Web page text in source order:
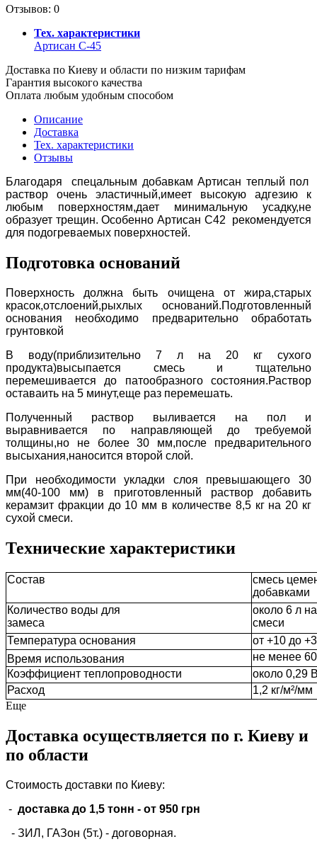
Отзывов: 0
Тех. характеристики
Артисан С-45
Доставка по Киеву и области по низким тарифам
Гарантия высокого качества
Оплата любым удобным способом
Описание
Доставка
Тех. характеристики
Отзывы
Благодаря спецальным добавкам Артисан теплый пол
раствор очень эластичный,имеет высокую адгезию к
любым поверхностям,дает минимальную усадку,не
образует трещин.Особенно Артисан С42 рекомендуется
для подогреваемых поверхностей.
Подготовка оснований
Поверхность должна быть очищена от жира,старых
красок,отслоений,рыхлых оснований.Подготовленный
основания необходимо предварительно обработать
грунтовкой
В воду(приблизительно 7 л на 20 кг сухого
продукта)высыпается смесь и тщательно
перемешивается до патообразного состояния.Раствор
оставаить на 5 минут,еще раз перемешать.
Полученный раствор выливается на пол и
выравнивается по направляющей до требуемой
толщины,но не более 30 мм,после предварительного
высыхания,наносится второй слой.
При необходимости укладки слоя превышающего 30
мм(40-100 мм) в приготовленный раствор добавить
керамзит фракции до 10 мм в количестве 8,5 кг на 20 кг
сухой смеси.
Технические характеристики
Состав
смесь
добавками
Количество воды для
замеса
около 6 л
смеси
Температура основания
от +10 до
Время использования
не менее
Коэффициент теплопроводности
около 0,29
Расход
1,2 кг/м²/мм
Еще
Доставка осуществляется по г. Киеву и
по области
Стоимость доставки по Киеву:
- доставка до 1,5 тонн - от 950 грн
- ЗИЛ, ГАЗон (5т.) - договорная.